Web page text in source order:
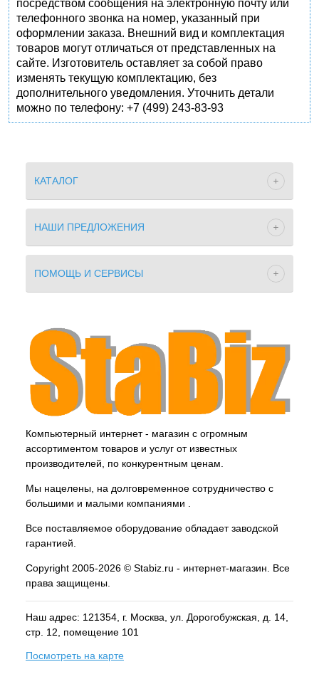
посредством сообщения на электронную почту или
телефонного звонка на номер, указанный при
оформлении заказа. Внешний вид и комплектация
товаров могут отличаться от представленных на
сайте. Изготовитель оставляет за собой право
изменять текущую комплектацию, без
дополнительного уведомления. Уточнить детали
можно по телефону: +7 (499) 243-83-93
КАТАЛОГ
НАШИ ПРЕДЛОЖЕНИЯ
ПОМОЩЬ И СЕРВИСЫ
Компьютерный интернет - магазин с огромным
ассортиментом товаров и услуг от известных
производителей, по конкурентным ценам.
Мы нацелены, на долговременное сотрудничество с
большими и малыми компаниями .
Все поставляемое оборудование обладает заводской
гарантией.
Copyright 2005-2026 © Stabiz.ru - интернет-магазин. Все
права защищены.
Наш адрес: 121354, г. Москва , ул. Дорогобужская, д. 14,
стр. 12, помещение 101
Посмотреть на карте